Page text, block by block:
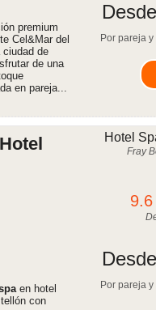
premium
Cel&Mar del
ciudad de
de una
en pareja...
Por pareja
en hotel
con
Hotel
Fray
9.6
Por pareja